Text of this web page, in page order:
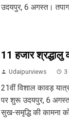
उदयपुर, 6 अगस्त।
11 हजार
Udaipurviews 3
21वीं विशाल कावड़
पर शुरू उदयपुर, 6
सुख-समृद्धि की कामना